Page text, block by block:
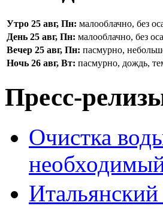
Утро 25 авг, Пн: малооблачно, без
День 25 авг, Пн: малооблачно, без
Вечер 25 авг, Пн: пасмурно,
Ночь 26 авг, Вт: пасмурно, дождь,
Пресс-
Очистка
необходимый